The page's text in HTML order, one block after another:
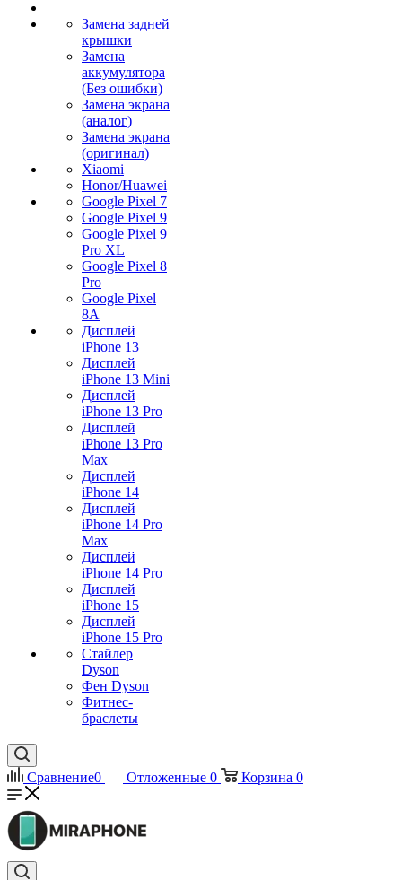
Замена задней
крышки
Замена
аккумулятора
(Без ошибки)
Замена экрана
(аналог)
Замена экрана
(оригинал)
Xiaomi
Honor/Huawei
Google Pixel 7
Google Pixel 9
Google Pixel 9
Pro XL
Google Pixel 8
Pro
Google Pixel
8A
Дисплей
iPhone 13
Дисплей
iPhone 13 Mini
Дисплей
iPhone 13 Pro
Дисплей
iPhone 13 Pro
Max
Дисплей
iPhone 14
Дисплей
iPhone 14 Pro
Max
Дисплей
iPhone 14 Pro
Дисплей
iPhone 15
Дисплей
iPhone 15 Pro
Стайлер
Dyson
Фен Dyson
Фитнес-
браслеты
Сравнение0 Отложенные 0 Корзина 0